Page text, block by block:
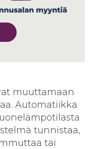
muuttamaan
Automatiikka
tunnistaa,
tai